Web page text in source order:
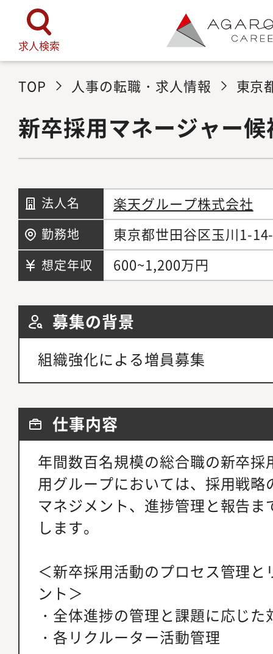
求人検索
TOP 人事の転職・求人情報 東京
新卒採用マネージャー候
法人名 楽天グループ株式会社
勤務地 東京都世田谷区玉川1-
想定年収 600~1,200万円
募集の背景
組織強化による増員募集
仕事内容
年間数百名規模の総合職の新卒
用グループにおいては、採用戦
マネジメント、進捗管理と報告
します。
＜新卒採用活動のプロセス管理
ント＞
・全体進捗の管理と課題に応じた
・各リクルーター活動管理